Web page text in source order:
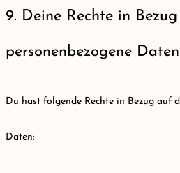
9. Deine Rechte in
personenbezogene Daten
Du hast folgende Rechte in Bezug auf
Daten: